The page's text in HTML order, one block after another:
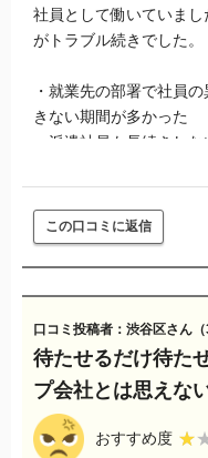
社員として働いていま
がトラブル続きでした。
・就業先の部署で社員
きない期間が多かった
・派遣社員も長続きし
・残業が無いような話
った
・最後は部署の派遣社
働いている派遣社員は
で大手特有の落ち着いた
く、毎日殺伐とした中で
富士通エフサスクリエ
ろ頑張ってたみたいで
たように思います。
この口コミに返信
口コミ投稿者：渋谷区さん（
待たせるだけ待た
プ会社とは思えな
おすすめ度